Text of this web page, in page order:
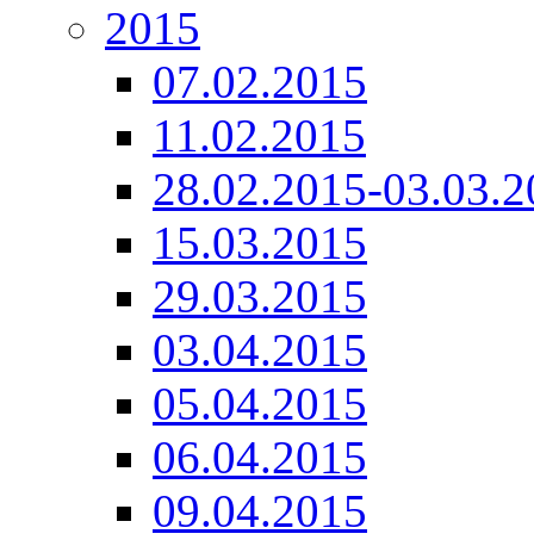
2015
07.02.2015
11.02.2015
28.02.2015-
15.03.2015
29.03.2015
03.04.2015
05.04.2015
06.04.2015
09.04.2015